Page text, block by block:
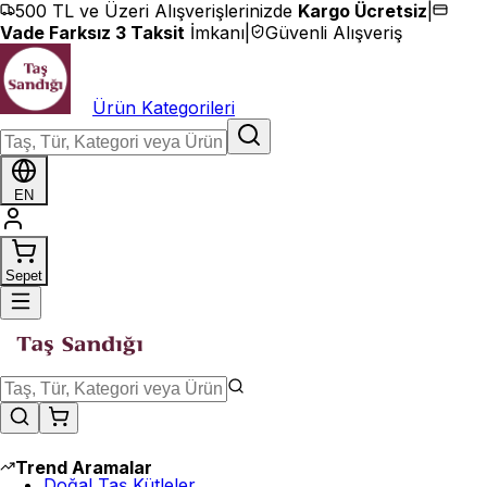
İçeriğe geç
500 TL ve Üzeri Alışverişlerinizde Kargo Ücretsiz
Vade Farksız 3 Taksit İmkanı Güvenli Alışveriş
Ürün Kategorileri
EN
Sepet
Trend Aramalar